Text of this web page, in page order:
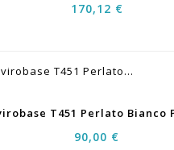
170,12 €
90,00 €